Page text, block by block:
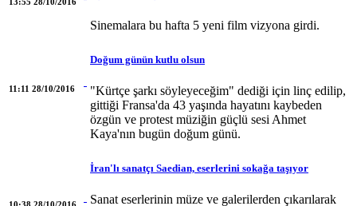
Sinemalara bu hafta 5 yeni film vizyona girdi.
11:11 28/10/2016
Doğum günün kutlu olsun
"Kürtçe şarkı söyleyeceğim" dediği için linç edilip,
gittiği Fransa'da 43 yaşında hayatını kaybeden
özgün ve protest müziğin güçlü sesi Ahmet
Kaya'nın bugün doğum günü.
İran'lı sanatçı Saedian, eserlerini sokağa taşıyor
Sanat eserlerinin müze ve galerilerden çıkarılarak